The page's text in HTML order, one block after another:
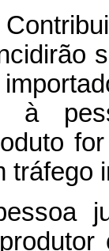
à
tráfego